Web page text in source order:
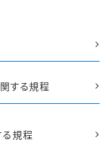
する規程
規程